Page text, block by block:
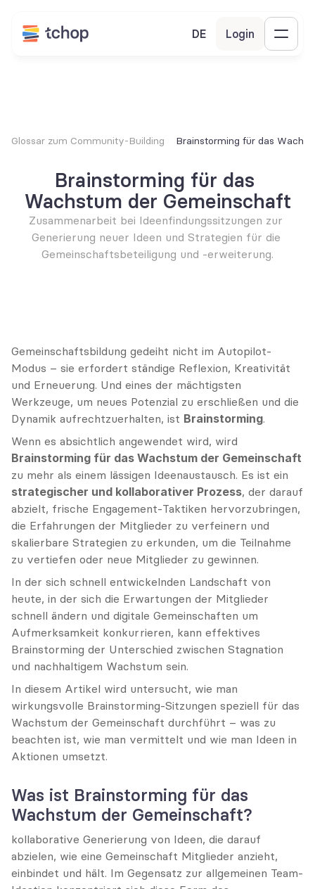
DE Login
Glossar zum Community-Building Brainstorming für das
Brainstorming für das
Wachstum der Gemeinschaft
Zusammenarbeit bei Ideenfindungssitzungen zur
Generierung neuer Ideen und Strategien für die
Gemeinschaftsbeteiligung und -erweiterung.
Gemeinschaftsbildung gedeiht nicht im Autopilot-
Modus – sie erfordert ständige Reflexion, Kreativität
und Erneuerung. Und eines der mächtigsten
Werkzeuge, um neues Potenzial zu erschließen und die
Dynamik aufrechtzuerhalten, ist Brainstorming.
Brainstorming für das Wachstum der Gemeinschaft
strategischer und kollaborativer Prozess, der darauf
abzielt, frische Engagement-Taktiken hervorzubringen,
die Erfahrungen der Mitglieder zu verfeinern und
skalierbare Strategien zu erkunden, um die Teilnahme
zu vertiefen oder neue Mitglieder zu gewinnen.
In der sich schnell entwickelnden Landschaft von
heute, in der sich die Erwartungen der Mitglieder
schnell ändern und digitale Gemeinschaften um
Aufmerksamkeit konkurrieren, kann effektives
Brainstorming der Unterschied zwischen Stagnation
und nachhaltigem Wachstum sein.
In diesem Artikel wird untersucht, wie man
wirkungsvolle Brainstorming-Sitzungen speziell für das
Wachstum der Gemeinschaft durchführt – was zu
beachten ist, wie man vermittelt und wie man Ideen in
Aktionen umsetzt.
Was ist Brainstorming für das
Wachstum der Gemeinschaft?
kollaborative Generierung von Ideen, die darauf
abzielen, wie eine Gemeinschaft Mitglieder anzieht,
einbindet und hält. Im Gegensatz zur allgemeinen Team-